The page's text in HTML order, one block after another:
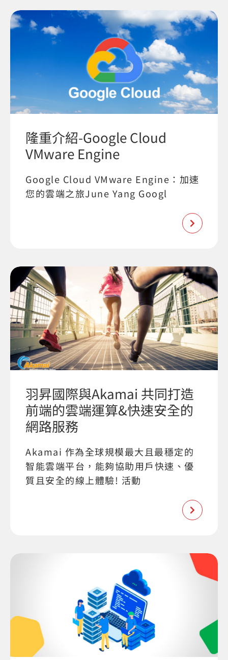
隆重介紹-Google Cloud
VMware Engine
Google Cloud VMware Engine：加速
您的雲端之旅June Yang Googl
羽昇國際與Akamai 共同打造
前端的雲端運算&快速安全的
網路服務
Akamai 作為全球規模最大且最穩定的
智能雲端平台，能夠協助用戶快速、優
質且安全的線上體驗! 活動